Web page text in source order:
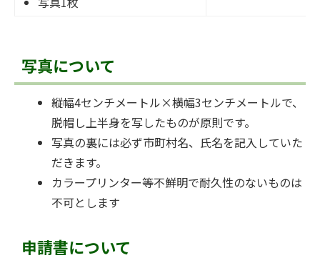
写真について
縦幅4センチメートル×横幅3センチメートルで、
脱帽し上半身を写したものが原則です。
写真の裏には必ず市町村名、氏名を記入していた
だきます。
カラープリンター等不鮮明で耐久性のないものは
不可とします
申請書について